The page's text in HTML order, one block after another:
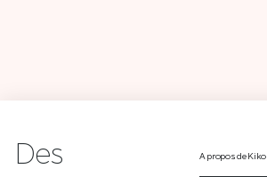
Des
A propos de Kiko